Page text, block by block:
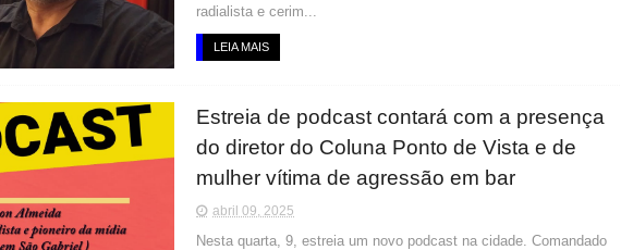
radialista e cerim...
LEIA MAIS
Estreia de podcast contará com a presença
do diretor do Coluna Ponto de Vista e de
mulher vítima de agressão em bar
abril 09, 2025
Nesta quarta, 9, estreia um novo podcast na cidade. Comandado